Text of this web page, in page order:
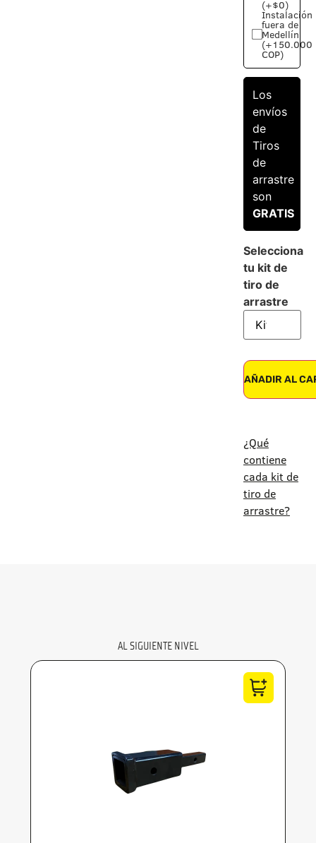
(+$0)
Instalación
fuera de
Medellín
(+150.000
COP)
Los
envíos
de
Tiros
de
arrastre
son
GRATIS
Selecciona
tu kit de
tiro de
arrastre
AÑADIR AL
¿Qué
contiene
cada kit de
tiro de
arrastre?
AL SIGUIENTE NIVEL